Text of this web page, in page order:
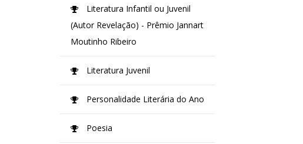
Literatura Infantil ou Juvenil
(Autor Revelação) - Prêmio Jannart
Moutinho Ribeiro
Literatura Juvenil
Personalidade Literária do Ano
Poesia